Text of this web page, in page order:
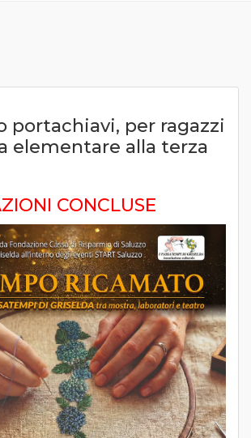
portachiavi, per ragazzi
elementare alla terza
CONCLUSE